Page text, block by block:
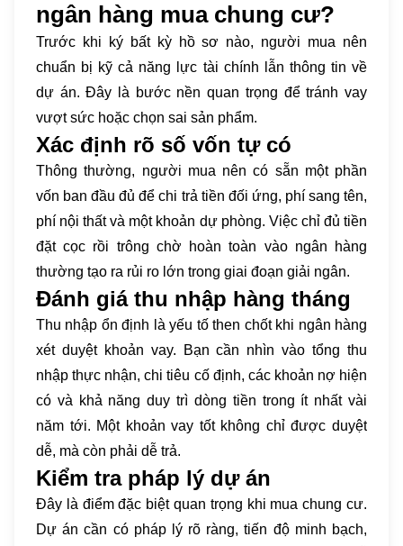
ngân hàng mua chung cư?
Trước khi ký bất kỳ hồ sơ nào, người mua nên
chuẩn bị kỹ cả năng lực tài chính lẫn thông tin về
dự án. Đây là bước nền quan trọng để tránh vay
vượt sức hoặc chọn sai sản phẩm.
Xác định rõ số vốn tự có
Thông thường, người mua nên có sẵn một phần
vốn ban đầu đủ để chi trả tiền đối ứng, phí sang tên,
phí nội thất và một khoản dự phòng. Việc chỉ đủ tiền
đặt cọc rồi trông chờ hoàn toàn vào ngân hàng
thường tạo ra rủi ro lớn trong giai đoạn giải ngân.
Đánh giá thu nhập hàng tháng
Thu nhập ổn định là yếu tố then chốt khi ngân hàng
xét duyệt khoản vay. Bạn cần nhìn vào tổng thu
nhập thực nhận, chi tiêu cố định, các khoản nợ hiện
có và khả năng duy trì dòng tiền trong ít nhất vài
năm tới. Một khoản vay tốt không chỉ được duyệt
dễ, mà còn phải dễ trả.
Kiểm tra pháp lý dự án
Đây là điểm đặc biệt quan trọng khi mua chung cư.
Dự án cần có pháp lý rõ ràng, tiến độ minh bạch,